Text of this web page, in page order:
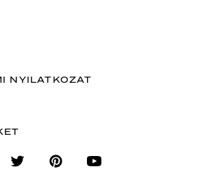
NYILATKOZAT